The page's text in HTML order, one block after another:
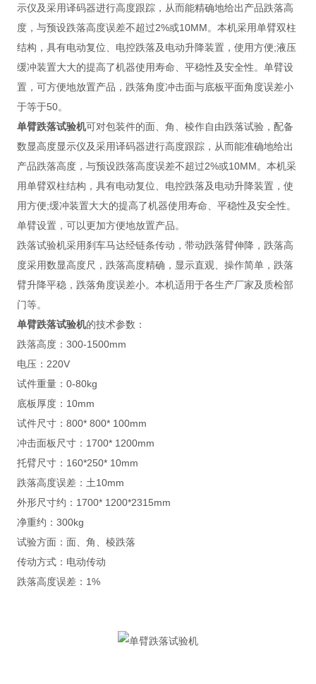
示仪及采用译码器进行高度跟踪，从而能精确地给出产品跌落高
度，与预设跌落高度误差不超过2%或10MM。本机采用单臂双柱
结构，具有电动复位、电控跌落及电动升降装置，使用方便;液压
缓冲装置大大的提高了机器使用寿命、平稳性及安全性。单臂设
置，可方便地放置产品，跌落角度冲击面与底板平面角度误差小
于等于50。
单臂跌落试验机可对包装件的面、角、棱作自由跌落试验，配备
数显高度显示仪及采用译码器进行高度跟踪，从而能准确地给出
产品跌落高度，与预设跌落高度误差不超过2%或10MM。本机采
用单臂双柱结构，具有电动复位、电控跌落及电动升降装置，使
用方便;缓冲装置大大的提高了机器使用寿命、平稳性及安全性。
单臂设置，可以更加方便地放置产品。
跌落试验机采用刹车马达经链条传动，带动跌落臂伸降，跌落高
度采用数显高度尺，跌落高度精确，显示直观、操作简单，跌落
臂升降平稳，跌落角度误差小。本机适用于各生产厂家及质检部
门等。
单臂跌落试验机的技术参数：
跌落高度：300-1500mm
电压：220V
试件重量：0-80kg
底板厚度：10mm
试件尺寸：800* 800* 100mm
冲击面板尺寸：1700* 1200mm
托臂尺寸：160*250* 10mm
跌落高度误差：土10mm
外形尺寸约：1700* 1200*2315mm
净重约：300kg
试验方面：面、角、棱跌落
传动方式：电动传动
跌落高度误差：1%